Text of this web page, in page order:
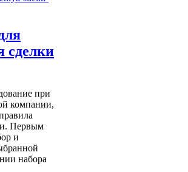
сделки
при
компании,
Первым
и
набора